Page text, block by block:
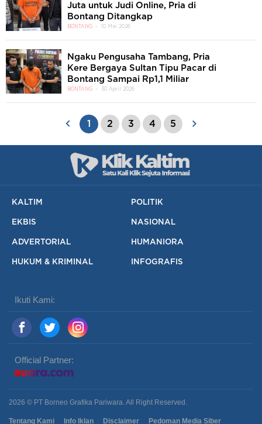
Juta untuk Judi Online, Pria di
Bontang Ditangkap
BONTANG 10 Mei 2026
Ngaku Pengusaha Tambang, Pria
Kere Bergaya Sultan Tipu Pacar di
Bontang Sampai Rp1,1 Miliar
BONTANG 30 April 2026
1 2 3 4 5
KALTIM POLITIK
EKBIS NASIONAL
ADVERTORIAL HUMANIORA
HUKUM & KRIMINAL INFOGRAFIS
Ikuti Kami:
Official Partner:
2026 © PT Borneo Grafika Pariwara. All Right Reserved.
Tentang Kami Info Iklan Disclaimer Pedoman Media Siber